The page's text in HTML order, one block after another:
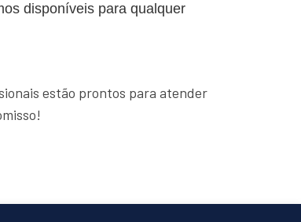
disponíveis para qualquer
estão prontos para atender